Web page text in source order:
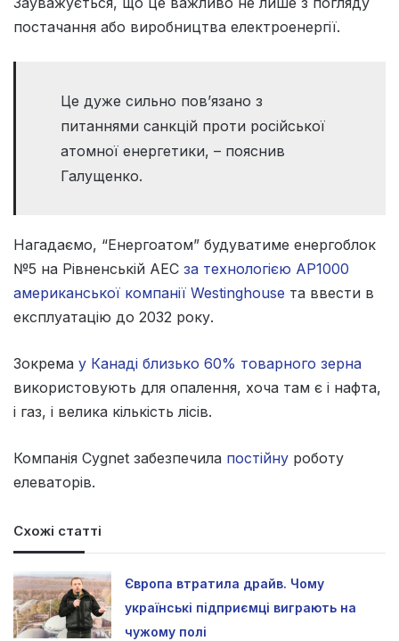
постачання або виробництва електроенергії.
Це дуже сильно пов’язано з
питаннями санкцій проти російської
атомної енергетики, – пояснив
Галущенко.
Нагадаємо, “Енергоатом” будуватиме енергоблок
№5 на Рівненській АЕС за технологією АР1000
американської компанії Westinghouse та ввести в
експлуатацію до 2032 року.
Зокрема у Канаді близько 60% товарного зерна
використовують для опалення, хоча там є і нафта,
і газ, і велика кількість лісів.
Компанія Cygnet забезпечила постійну роботу
елеваторів.
Схожі статті
Європа втратила драйв. Чому
українські підприємці виграють на
чужому полі